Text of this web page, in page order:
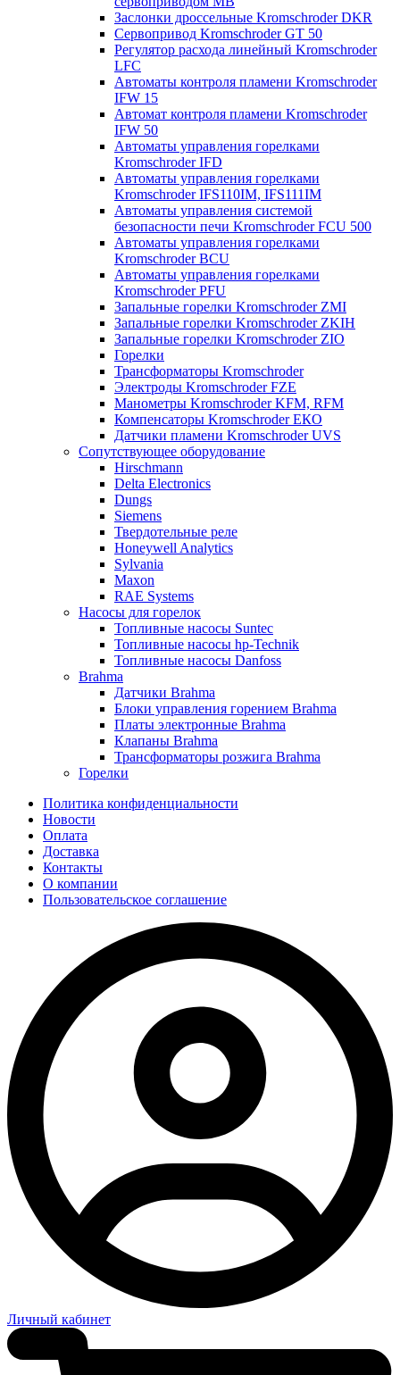
Заслонки дроссельные Kromschroder DKR
Cервопривод Kromschroder GT 50
Регулятор расхода линейный Kromschroder
LFC
Автоматы контроля пламени Kromschroder
IFW 15
Автомат контроля пламени Kromschroder
IFW 50
Автоматы управления горелками
Kromschroder IFD
Автоматы управления горелками
Kromschroder IFS110IM, IFS111IM
Автоматы управления системой
безопасности печи Kromschroder FCU 500
Автоматы управления горелками
Kromschroder BCU
Автоматы управления горелками
Kromschroder PFU
Запальные горелки Kromschroder ZМI
Запальные горелки Kromschroder ZKIH
Запальные горелки Kromschroder ZIO
Горелки
Трансформаторы Kromschroder
Электроды Kromschroder FZE
Манометры Kromschroder KFM, RFM
Компенсаторы Kromschroder ЕКО
Датчики пламени Kromschroder UVS
Сопутствующее оборудование
Hirschmann
Delta Electronics
Dungs
Siemens
Твердотельные реле
Honeywell Analytics
Sylvania
Maxon
RAE Systems
Насосы для горелок
Топливные насосы Suntec
Топливные насосы hp-Technik
Топливные насосы Danfoss
Brahma
Датчики Brahma
Блоки управления горением Brahma
Платы электронные Brahma
Клапаны Brahma
Трансформаторы розжига Brahma
Горелки
Политика конфиденциальности
Новости
Оплата
Доставка
Контакты
О компании
Пользовательское соглашение
Личный кабинет